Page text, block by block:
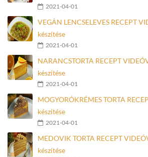
2021-04-01
VEGÁN LENCSELEVES RECEPT
készítése
2021-04-01
NARANCSTORTA RECEPT
készítése
2021-04-01
MOGYORÓKRÉMES TORTA
készítése
2021-04-01
MEDOVIK TORTA RECEPT
készítése